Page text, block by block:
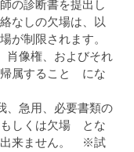
の診断書を提出し
なしの欠場は、以
制限されます。
肖像権、およびそれ
帰属すること にな
、急用、必要書類の
もしくは欠場 とな
出来ません。 ※試